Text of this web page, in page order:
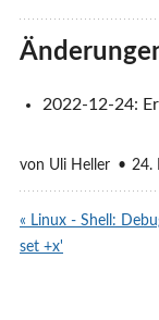
2022-12-24:
von Uli Heller 24.
« Linux - Shell:
set +x'